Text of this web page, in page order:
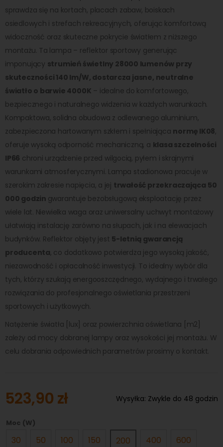
sprawdza się na kortach, placach zabaw, boiskach
osiedlowych i strefach rekreacyjnych, oferując komfortową
widoczność oraz skuteczne pokrycie światłem z niższego
montażu. Ta lampa – reflektor sportowy generując
imponujący strumień świetlny 28000 lumenów przy
skuteczności 140 lm/W, dostarcza jasne, neutralne
światło o barwie 4000K – idealne do komfortowego,
bezpiecznego i naturalnego widzenia w każdych warunkach.
Kompaktowa, solidna obudowa z odlewanego aluminium,
zabezpieczona hartowanym szkłem i spełniająca normę IK08,
oferuje wysoką odporność mechaniczną, a klasa szczelności
IP66 chroni urządzenie przed wilgocią, pyłem i skrajnymi
warunkami atmosferycznymi. Lampa stadionowa pracuje w
szerokim zakresie napięcia, a jej trwałość przekraczająca 50
000 godzin gwarantuje bezobsługową eksploatację przez
wiele lat. Niewielka waga oraz uniwersalny uchwyt montażowy
ułatwiają instalację zarówno na słupach, jak i na elewacjach
budynków. Reflektor objęty jest 5-letnią gwarancją
producenta, co dodatkowo potwierdza jego wysoką jakość,
niezawodność i opłacalność inwestycji. To idealny wybór dla
tych, którzy szukają energooszczędnego, wydajnego i trwałego
rozwiązania do profesjonalnego oświetlania przestrzeni
sportowych i użytkowych.
Natężenie światła [lux] oraz powierzchnia oświetlana [m2]
zależy od mocy dobranej lampy oraz wysokości jej montażu. W
celu dobrania odpowiednich parametrów prosimy o kontakt.
523,90 zł Wysyłka: Zwykle do 48 godzin
Moc (W)
30 50 100 150 200 400 600